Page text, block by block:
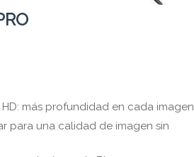
más profundidad en cada imagen
para una calidad de imagen sin